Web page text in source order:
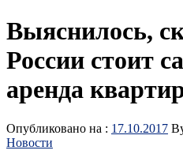
Выяснилось,
России стоит
аренда
Опубликовано на : 17.10.2017
Новости